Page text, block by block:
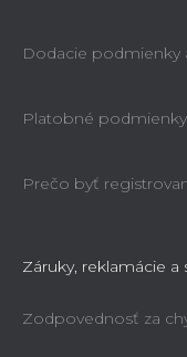
Dodacie podmienky
Platobné
Prečo byť
Záruky, reklamácie a
Zodpovednosť za